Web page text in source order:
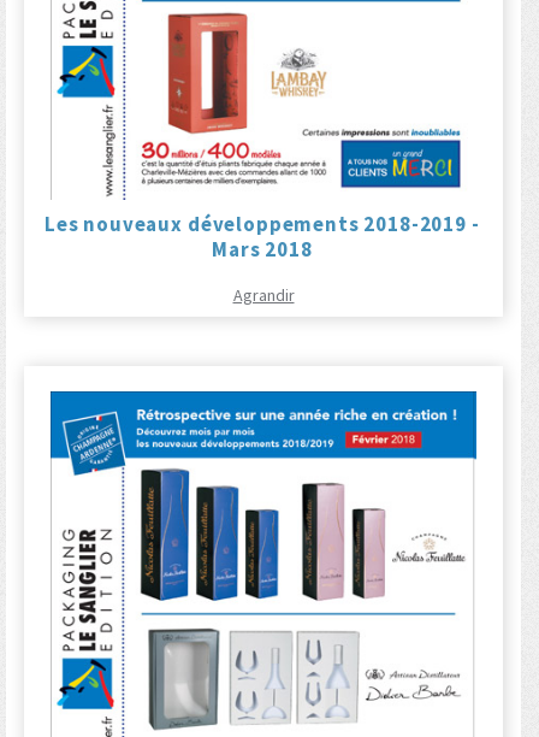
Les nouveaux développements 2018-2019 -
Mars 2018
Agrandir